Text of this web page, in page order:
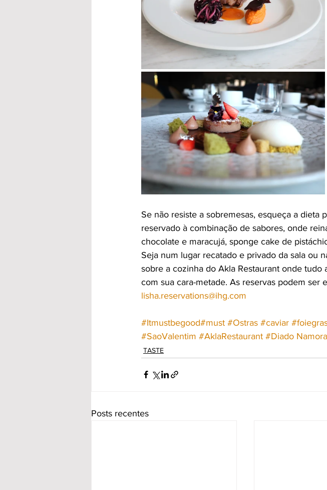
Se não resiste a sobremesas, esqueça a
reservado à combinação de sabores, onde
chocolate e maracujá, sponge cake de
Seja num lugar recatado e privado da sala ou
sobre a cozinha do Akla Restaurant onde
com sua cara-metade. As reservas podem ser
lisha.reservations@ihg.com
#Itmustbegood#must #Ostras #caviar
#SaoValentim #AklaRestaurant #Diado
TASTE
Posts recentes